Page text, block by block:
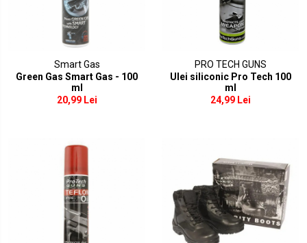
Smart Gas
Green Gas Smart Gas - 100
ml
20,99 Lei
PRO TECH GUNS
Ulei siliconic Pro Tech 100
ml
24,99 Lei